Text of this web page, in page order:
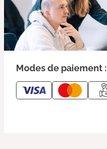
Modes de paiement :